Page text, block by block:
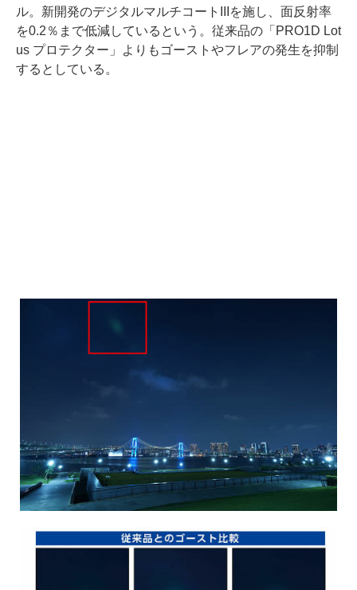
ル。新開発のデジタルマルチコートIIIを施し、面反射率
を0.2％まで低減しているという。従来品の「PRO1D Lot
us プロテクター」よりもゴーストやフレアの発生を抑制
するとしている。